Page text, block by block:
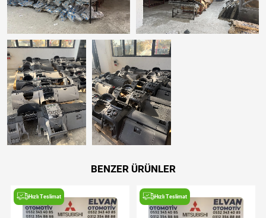
BENZER ÜRÜNLER
Hızlı Teslimat Hızlı Teslimat